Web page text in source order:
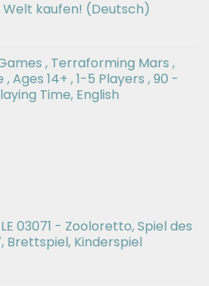
kaufen! (Deutsch)
, Terraforming Mars ,
Ages 14+ , 1-5 Players , 90 -
Time, English
03071 - Zooloretto, Spiel des
Brettspiel, Kinderspiel